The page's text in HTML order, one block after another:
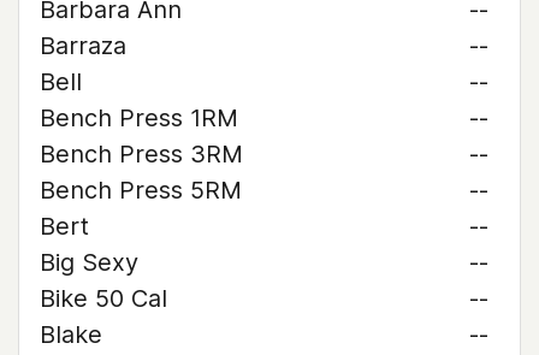
Barbara Ann
--
Barraza
--
Bell
--
Bench Press 1RM
--
Bench Press 3RM
--
Bench Press 5RM
--
Bert
--
Big Sexy
--
Bike 50 Cal
--
Blake
--